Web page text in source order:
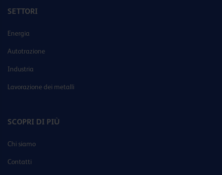
SETTORI
Energia
Autotrazione
Industria
Lavorazione dei metalli
SCOPRI DI PIÙ
Chi siamo
Contatti